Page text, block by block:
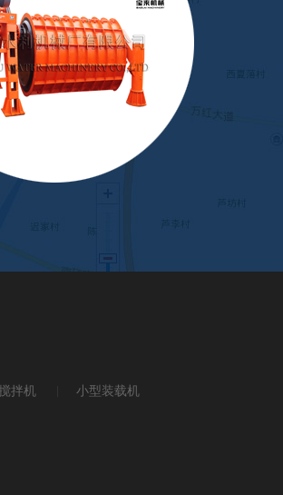
机 BL-08型装载
拌机
小型装载机